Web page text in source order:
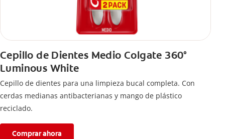
Cepillo de Dientes Medio Colgate 360°
Luminous White
Cepillo de dientes para una limpieza bucal completa. Con
cerdas medianas antibacterianas y mango de plástico
reciclado.
Comprar ahora